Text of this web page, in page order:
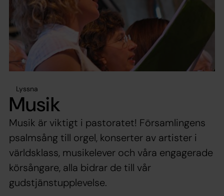
Lyssna
Musik
Musik är viktigt i pastoratet! Församlingens
psalmsång till orgel, konserter av artister i
världsklass, musikelever och våra engagerade
körsångare, alla bidrar de till vår
gudstjänstupplevelse.